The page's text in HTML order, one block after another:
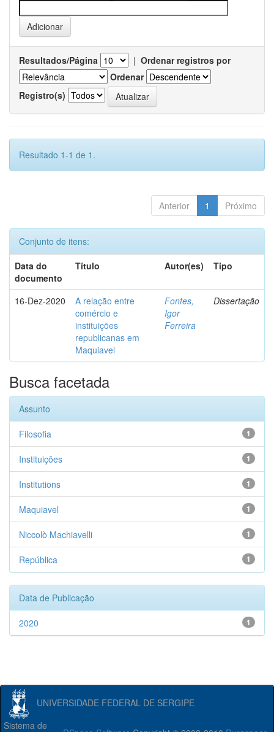
Resultados/Página | Ordenar registros por
Ordenar
Registro(s)
Resultado 1-1 de 1.
Anterior 1 Próximo
Conjunto de itens:
Data do
documento
Título Autor(es) Tipo
16-Dez-2020
A relação entre
comércio e
instituições
republicanas em
Maquiavel
Fontes,
Igor
Ferreira
Dissertação
Busca facetada
Assunto
1
Filosofia
1
Instituições
1
Institutions
1
Maquiavel
1
Niccolò Machiavelli
1
República
Data de Publicação
1
2020
UNIVERSIDADE FEDERAL DE SERGIPE
Sistema de